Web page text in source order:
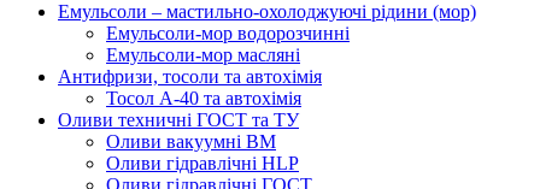
Емульсоли – мастильно-охолоджуючі рідини (мор)
Емульсоли-мор водорозчинні
Емульсоли-мор масляні
Антифризи, тосоли та автохімія
Тосол А-40 та автохімія
Оливи техничні ГОСТ та ТУ
Оливи вакуумні ВМ
Оливи гідравлічні HLP
Оливи гідравлічні ГОСТ